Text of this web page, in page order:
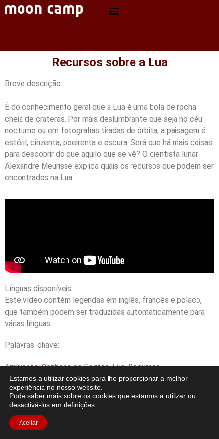
Recursos sobre a Lua
Breve descrição:
É do conhecimento geral que a Lua é uma bola de rocha
cheia de crateras. Por mais deslumbrante que seja no céu
nocturno ou em fotografias tiradas de órbita, a paisagem é
estéril, cinzenta, poeirenta e escura. Será que há mais coisas
para descobrir do que aquilo que se vê? O cientista lunar
Alexandre Meurisse explica quais os recursos que podem ser
encontrados na Lua.
Línguas disponíveis:
Este vídeo contém legendas em inglês, francês e polaco,
que também podem ser traduzidas automaticamente para
várias línguas.
Palavras-chave:
Ambiente,Conheça os Peritos,Lua,Recursos
Estamos a utilizar cookies para lhe proporcionar a melhor
experiência no nosso website.
Pode saber mais sobre os cookies que estamos a utilizar ou
desactivá-los em definições
Aceitar